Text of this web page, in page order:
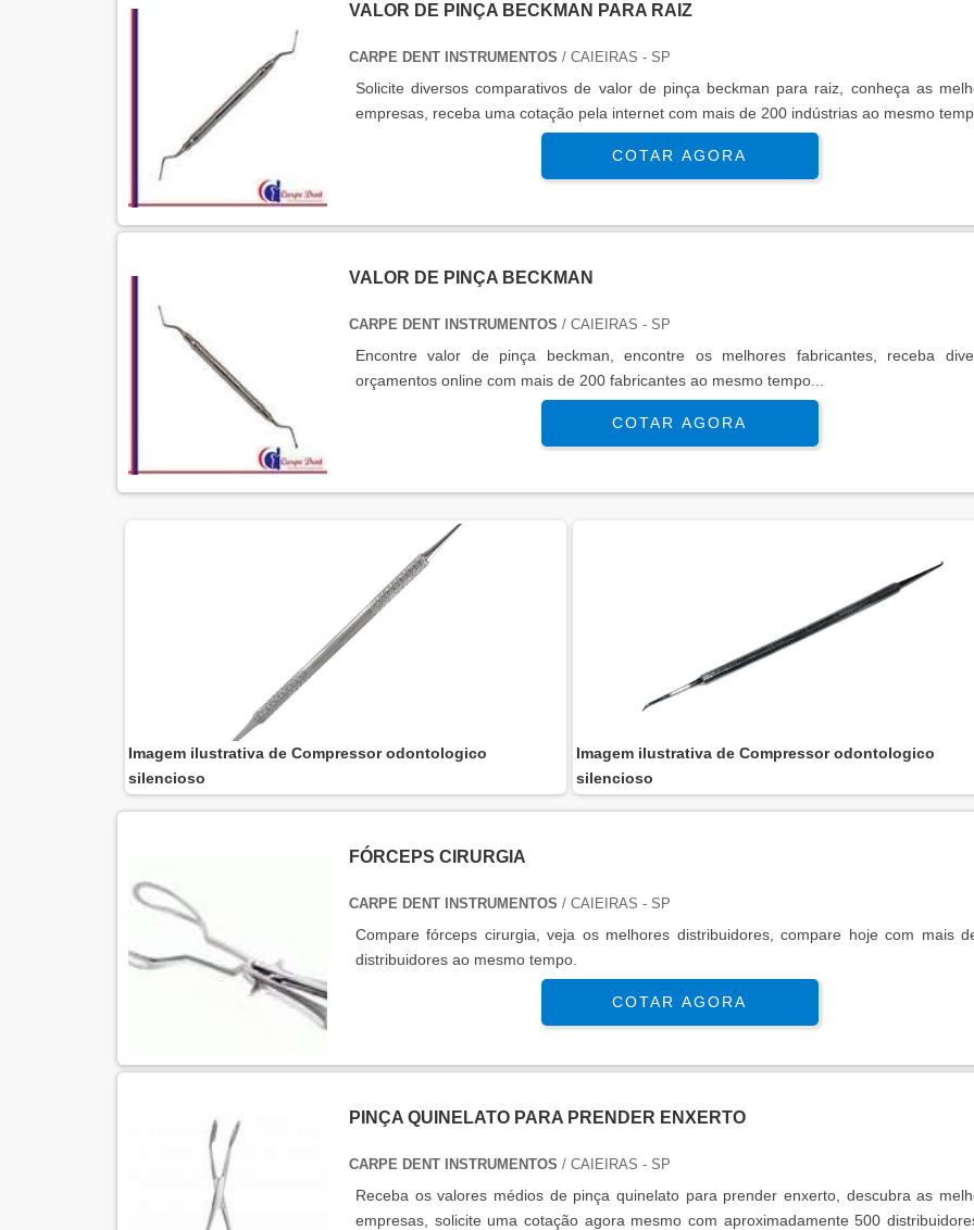
VALOR DE PINÇA BECKMAN PARA RAIZ
CARPE DENT INSTRUMENTOS / CAIEIRAS - SP
Solicite diversos comparativos de valor de pinça beckman para raiz, conheça as
empresas, receba uma cotação pela internet com mais de 200 indústrias ao mesmo
COTAR AGORA
VALOR DE PINÇA BECKMAN
CARPE DENT INSTRUMENTOS / CAIEIRAS - SP
Encontre valor de pinça beckman, encontre os melhores fabricantes, receba
orçamentos online com mais de 200 fabricantes ao mesmo tempo...
COTAR AGORA
Imagem ilustrativa de Compressor odontologico
silencioso
Imagem ilustrativa de Compressor odontologico
silencioso
FÓRCEPS CIRURGIA
CARPE DENT INSTRUMENTOS / CAIEIRAS - SP
Compare fórceps cirurgia, veja os melhores distribuidores, compare hoje com mais
distribuidores ao mesmo tempo.
COTAR AGORA
PINÇA QUINELATO PARA PRENDER ENXERTO
CARPE DENT INSTRUMENTOS / CAIEIRAS - SP
Receba os valores médios de pinça quinelato para prender enxerto, descubra as
empresas, solicite uma cotação agora mesmo com aproximadamente 500